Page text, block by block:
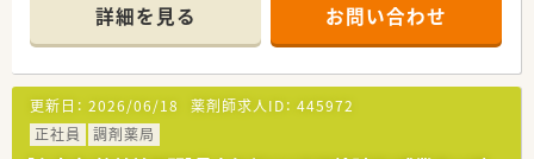
箋枚数は10～30枚です。
■薬剤師は正社員1名とパート1名、事務員1名が在籍し協力して
業務を行います。
【募集背景と求める人物像について】
■地域医療貢献のための募集です。
■在宅医療のご経験や、管理薬剤師として店舗運営に携わったご
経験のある方を歓迎します。
詳細を見る お問い合わせ
更新日： 2026/06/18 薬剤師求人ID： 445972
正社員
調剤薬局